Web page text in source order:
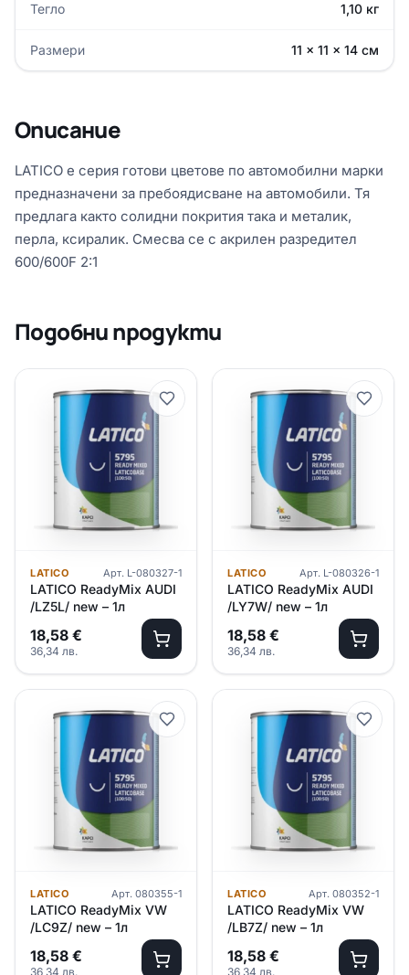
Тегло 1,10 кг
Размери 11 × 11 × 14 см
Описание
LATICO е серия готови цветове по автомобилни марки
предназначени за пребоядисване на автомобили. Тя
предлага както солидни покрития така и металик,
перла, ксиралик. Смесва се с акрилен разредител
600/600F 2:1
Подобни продукти
LATICO Арт. L-080327-1
LATICO ReadyMix AUDI
/LZ5L/ new – 1л
18,58 €
36,34 лв.
LATICO Арт. L-080326-1
LATICO ReadyMix AUDI
/LY7W/ new – 1л
18,58 €
36,34 лв.
LATICO Арт. 080355-1
LATICO ReadyMix VW
/LC9Z/ new – 1л
18,58 €
36,34 лв.
LATICO Арт. 080352-1
LATICO ReadyMix VW
/LB7Z/ new – 1л
18,58 €
36,34 лв.